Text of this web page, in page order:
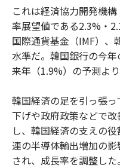
これは経済協力開発機
率展望値である2.3%・
国際通貨基金（IMF）、
水準だ。韓国銀行の今年
来年（1.9%）の予測よ
韓国経済の足を引っ張
下げや政府政策などで
し、韓国経済の支えの
連の半導体輸出増加の
され、成長率を調整した。